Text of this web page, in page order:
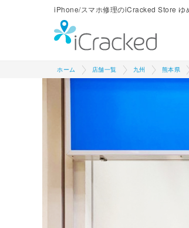
iPhone/スマホ修理のiCracked Store ゆ
ホーム 店舗一覧 九州 熊本県